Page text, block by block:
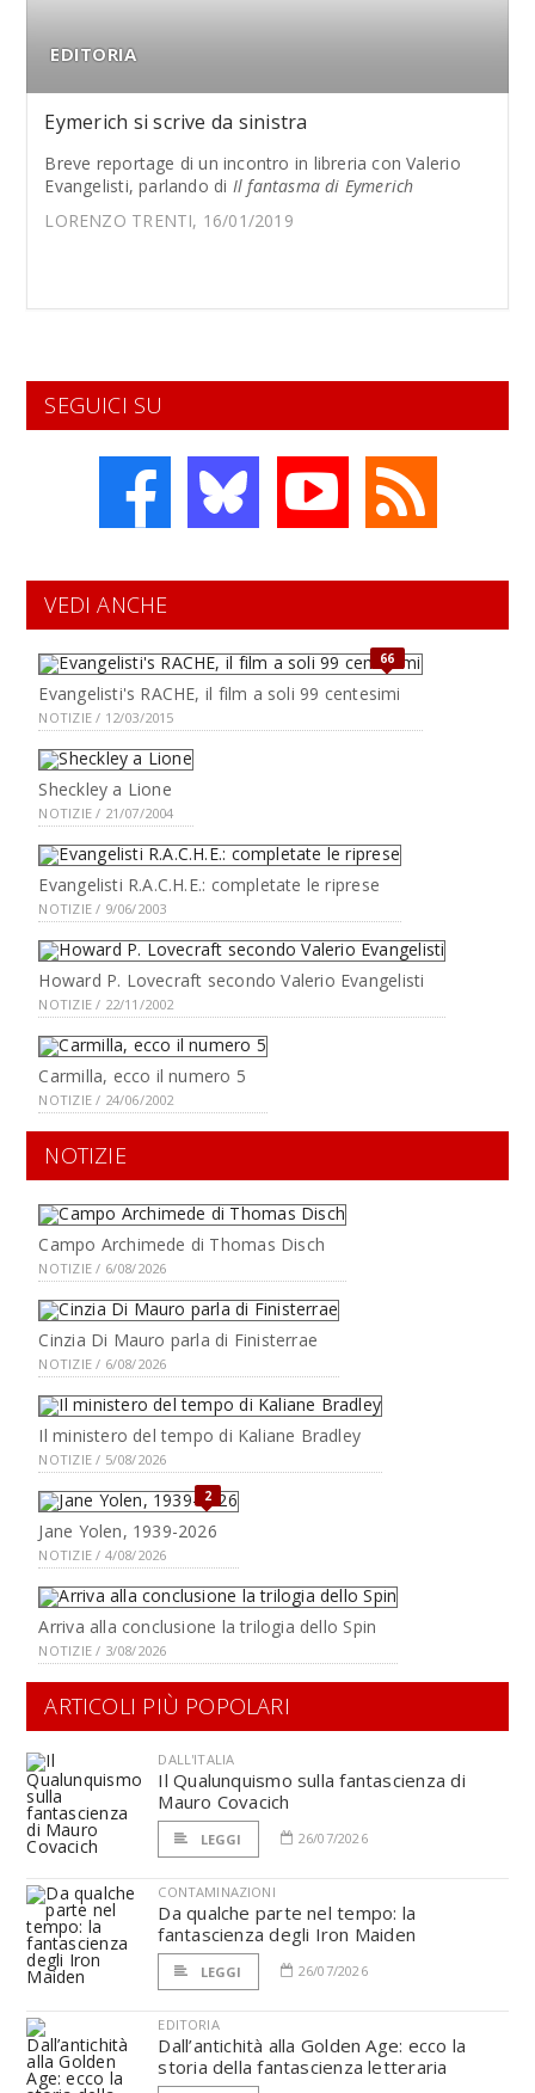
EDITORIA
Eymerich si scrive da sinistra
Breve reportage di un incontro in libreria con Valerio
Evangelisti, parlando di Il fantasma di Eymerich
LORENZO TRENTI, 16/01/2019
SEGUICI SU
VEDI ANCHE
66
Evangelisti's RACHE, il film a soli 99 centesimi
NOTIZIE / 12/03/2015
Sheckley a Lione
NOTIZIE / 21/07/2004
Evangelisti R.A.C.H.E.: completate le riprese
NOTIZIE / 9/06/2003
Howard P. Lovecraft secondo Valerio Evangelisti
NOTIZIE / 22/11/2002
Carmilla, ecco il numero 5
NOTIZIE / 24/06/2002
NOTIZIE
Campo Archimede di Thomas Disch
NOTIZIE / 6/08/2026
Cinzia Di Mauro parla di Finisterrae
NOTIZIE / 6/08/2026
Il ministero del tempo di Kaliane Bradley
NOTIZIE / 5/08/2026
2
Jane Yolen, 1939-2026
NOTIZIE / 4/08/2026
Arriva alla conclusione la trilogia dello Spin
NOTIZIE / 3/08/2026
ARTICOLI PIÙ POPOLARI
DALL'ITALIA
Il Qualunquismo sulla fantascienza di
Mauro Covacich
LEGGI 26/07/2026
CONTAMINAZIONI
Da qualche parte nel tempo: la
fantascienza degli Iron Maiden
LEGGI 26/07/2026
EDITORIA
Dall’antichità alla Golden Age: ecco la
storia della fantascienza letteraria